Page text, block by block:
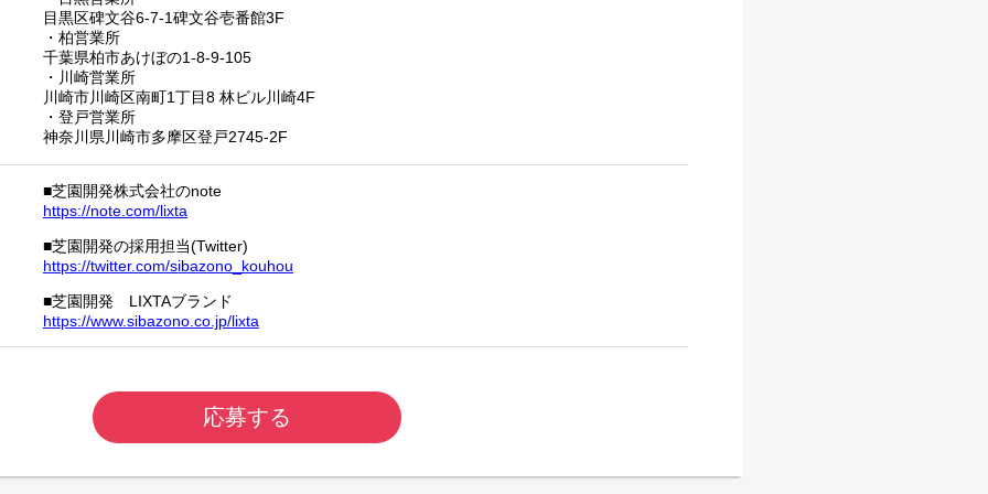
目黒区碑文谷6-7-1碑文谷壱番館3F
・柏営業所
千葉県柏市あけぼの1-8-9-105
・川崎営業所
川崎市川崎区南町1丁目8 林ビル川崎4F
・登戸営業所
神奈川県川崎市多摩区登戸2745-2F
■芝園開発株式会社のnote
https://note.com/lixta
■芝園開発の採用担当(Twitter)
https://twitter.com/sibazono_kouhou
■芝園開発 LIXTAブランド
https://www.sibazono.co.jp/lixta
応募する